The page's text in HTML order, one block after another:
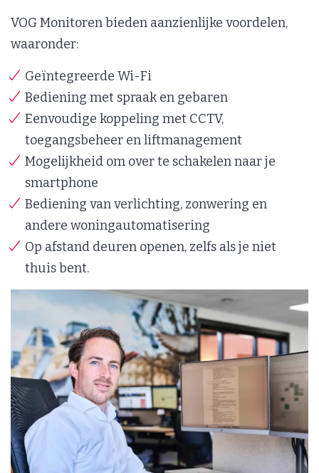
VOG Monitoren bieden aanzienlijke voordelen,
waaronder:
Geïntegreerde Wi-Fi
Bediening met spraak en gebaren
Eenvoudige koppeling met CCTV,
toegangsbeheer en liftmanagement
Mogelijkheid om over te schakelen naar je
smartphone
Bediening van verlichting, zonwering en
andere woningautomatisering
Op afstand deuren openen, zelfs als je niet
thuis bent.